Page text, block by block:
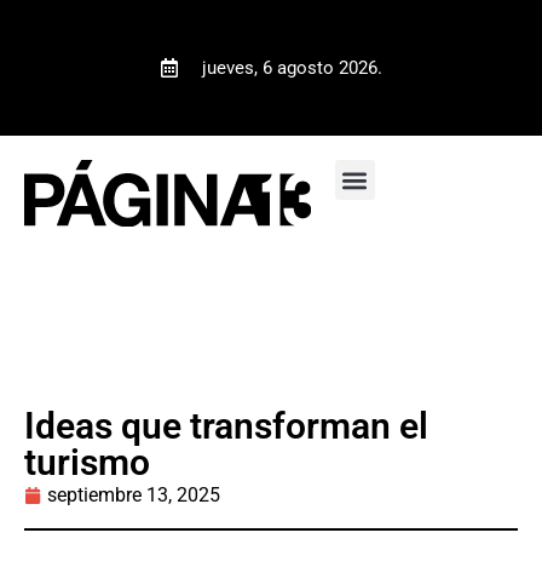
jueves, 6 agosto 2026.
Ideas que transforman el
turismo
septiembre 13, 2025